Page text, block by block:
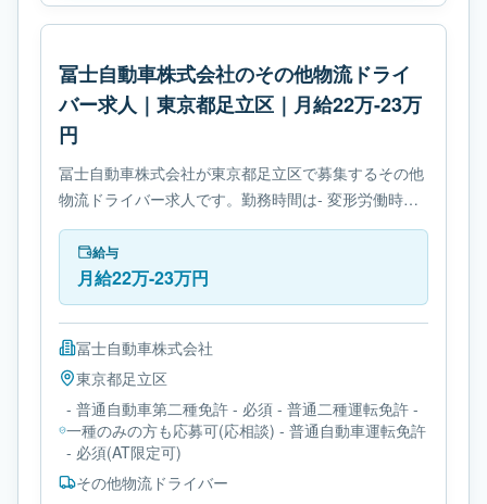
冨士自動車株式会社のその他物流ドライ
バー求人｜東京都足立区｜月給22万-23万
円
冨士自動車株式会社が東京都足立区で募集するその他
物流ドライバー求人です。勤務時間は- 変形労働時間
制です。必要免許は- 普通自動車第二種免許です。
給与
月給22万-23万円
冨士自動車株式会社
東京都足立区
- 普通自動車第二種免許 - 必須 - 普通二種運転免許 -
一種のみの方も応募可(応相談) - 普通自動車運転免許
- 必須(AT限定可)
その他物流ドライバー